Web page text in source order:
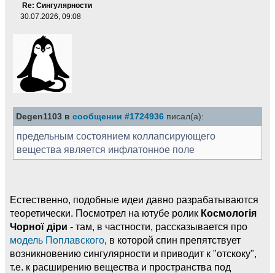
Re: Сингулярности
30.07.2026, 09:08
Degen1103 в сообщении #1724936 писал(а):
предельным состоянием коллапсирующего
вещества является инфлатонное поле
Естественно, подобные идеи давно разрабатываются
теоретически. Посмотрел на ютубе ролик Космологія
Чорної діри - там, в частности, рассказывается про
модель Поплавского , в которой спин препятствует
возникновению сингулярности и приводит к "отскоку",
т.е. к расширению вещества и пространства под